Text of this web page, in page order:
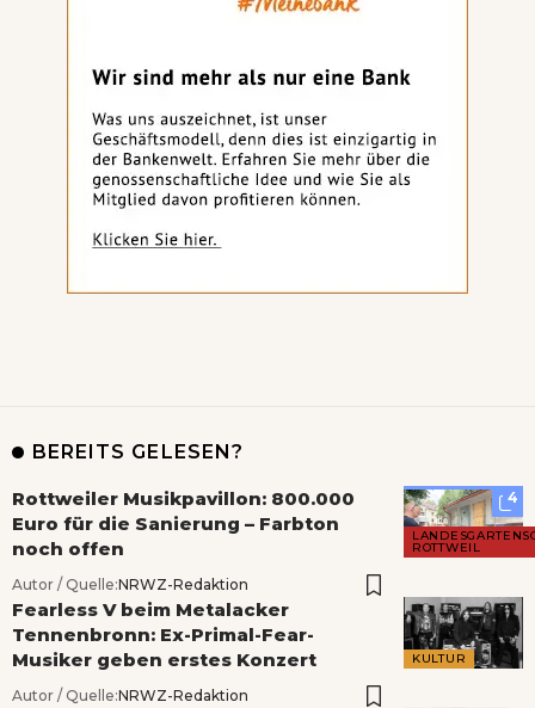
BEREITS GELESEN?
4
ROTTWEIL
Rottweiler Musikpavillon: 800.000
Euro für die Sanierung – Farbton
noch offen
Autor / Quelle:NRWZ-Redaktion
KULTUR
Fearless V beim Metalacker
Tennenbronn: Ex-Primal-Fear-
Musiker geben erstes Konzert
Autor / Quelle:NRWZ-Redaktion